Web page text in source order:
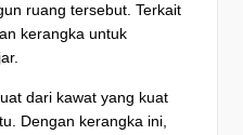
ruang tersebut. Terkait
kerangka untuk
dari kawat yang kuat
Dengan kerangka ini,